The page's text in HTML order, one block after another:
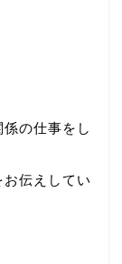
の仕事をし
伝えしてい